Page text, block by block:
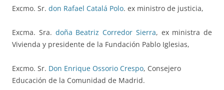
Excmo. Sr. don Rafael Catalá Polo. ex ministro de justicia,
Excma. Sra. doña Beatriz Corredor Sierra, ex ministra de
Vivienda y presidente de la Fundación Pablo Iglesias,
Excmo. Sr. Don Enrique Ossorio Crespo, Consejero
Educación de la Comunidad de Madrid.